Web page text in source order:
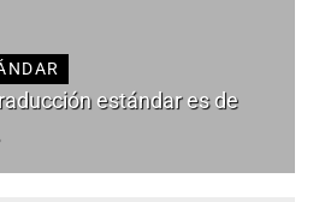
estándar es de